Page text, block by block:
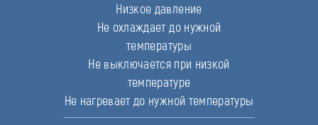
Низкое давление
Не охлаждает до нужной
температуры
Не выключается при низкой
температуре
Не нагревает до нужной температуры